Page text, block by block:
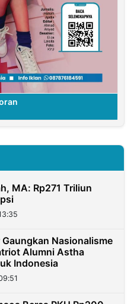
MA: Rp271 Triliun
Gaungkan Nasionalisme
Alumni Astha
Indonesia